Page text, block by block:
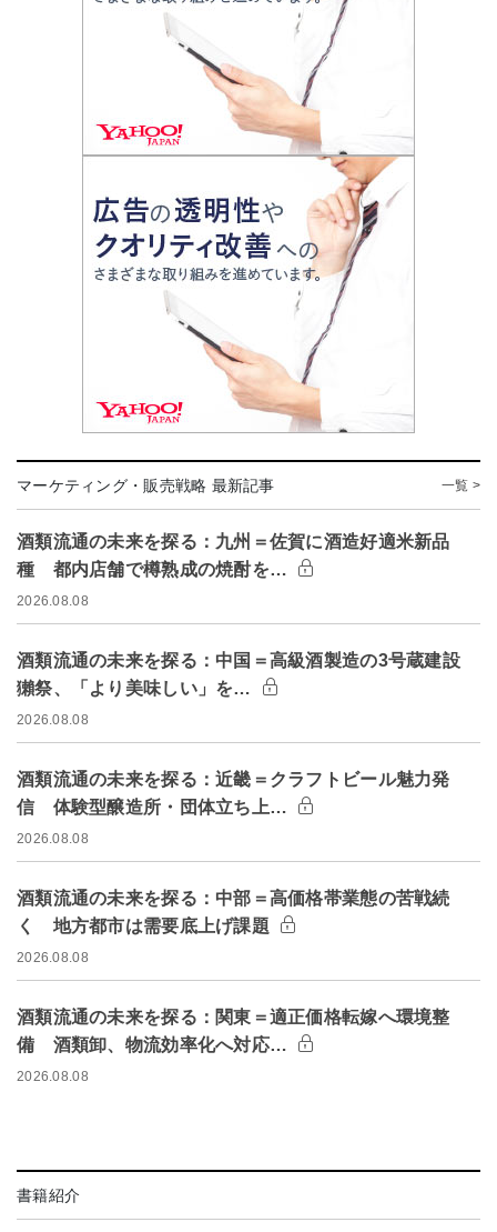
マーケティング・販売戦略 最新記事 一覧 >
酒類流通の未来を探る：九州＝佐賀に酒造好適米新品
種 都内店舗で樽熟成の焼酎を…
2026.08.08
酒類流通の未来を探る：中国＝高級酒製造の3号蔵建設
獺祭、「より美味しい」を…
2026.08.08
酒類流通の未来を探る：近畿＝クラフトビール魅力発
信 体験型醸造所・団体立ち上…
2026.08.08
酒類流通の未来を探る：中部＝高価格帯業態の苦戦続
く 地方都市は需要底上げ課題
2026.08.08
酒類流通の未来を探る：関東＝適正価格転嫁へ環境整
備 酒類卸、物流効率化へ対応…
2026.08.08
書籍紹介